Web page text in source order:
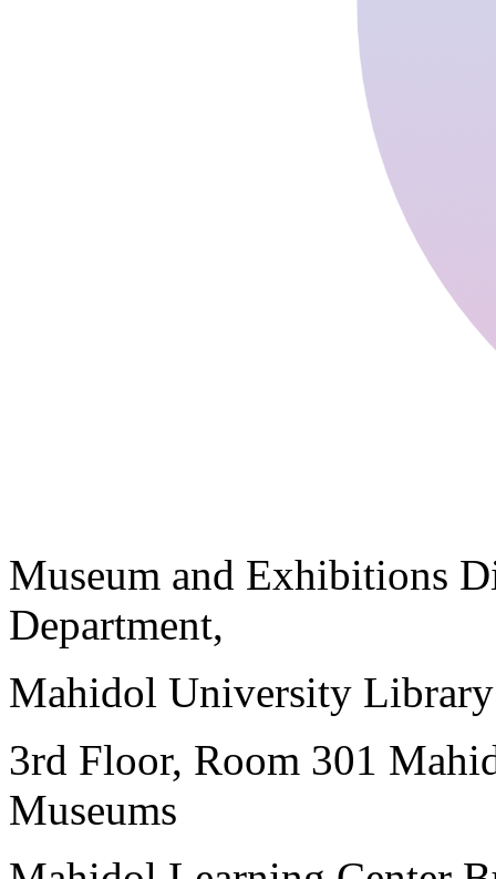
Museum and Exhibitions
Department,
Mahidol University
3rd Floor, Room 301
Museums